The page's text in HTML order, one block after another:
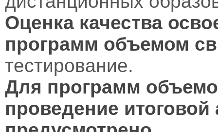
Оценка качества
программ объемом
тестирование.
Для программ
проведение итоговой